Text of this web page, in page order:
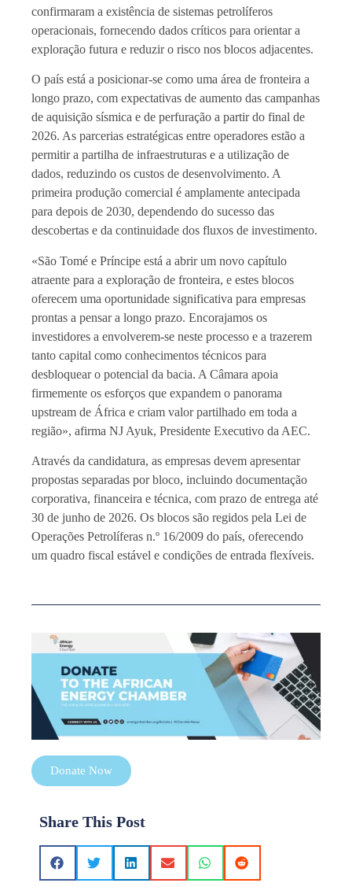
confirmaram a existência de sistemas petrolíferos
operacionais, fornecendo dados críticos para orientar a
exploração futura e reduzir o risco nos blocos adjacentes.
O país está a posicionar-se como uma área de fronteira a
longo prazo, com expectativas de aumento das campanhas
de aquisição sísmica e de perfuração a partir do final de
2026. As parcerias estratégicas entre operadores estão a
permitir a partilha de infraestruturas e a utilização de
dados, reduzindo os custos de desenvolvimento. A
primeira produção comercial é amplamente antecipada
para depois de 2030, dependendo do sucesso das
descobertas e da continuidade dos fluxos de investimento.
«São Tomé e Príncipe está a abrir um novo capítulo
atraente para a exploração de fronteira, e estes blocos
oferecem uma oportunidade significativa para empresas
prontas a pensar a longo prazo. Encorajamos os
investidores a envolverem-se neste processo e a trazerem
tanto capital como conhecimentos técnicos para
desbloquear o potencial da bacia. A Câmara apoia
firmemente os esforços que expandem o panorama
upstream de África e criam valor partilhado em toda a
região», afirma NJ Ayuk, Presidente Executivo da AEC.
Através da candidatura, as empresas devem apresentar
propostas separadas por bloco, incluindo documentação
corporativa, financeira e técnica, com prazo de entrega até
30 de junho de 2026. Os blocos são regidos pela Lei de
Operações Petrolíferas n.º 16/2009 do país, oferecendo
um quadro fiscal estável e condições de entrada flexíveis.
Donate Now
Share This Post